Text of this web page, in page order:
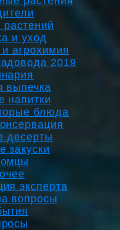
и уход
агрохимия
2019
выпечка
напитки
блюда
десерты
закуски
эксперта
вопросы